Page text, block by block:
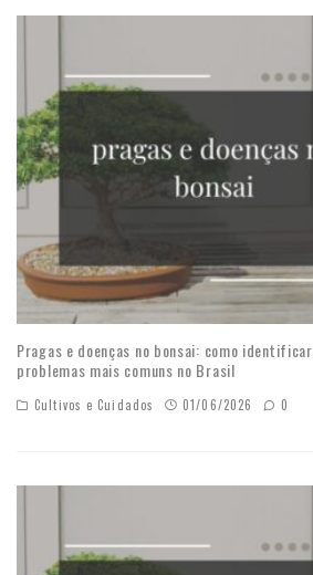
Pragas e doenças no bonsai: como
problemas mais comuns no Brasil
Cultivos e Cuidados 01/06/2026 0